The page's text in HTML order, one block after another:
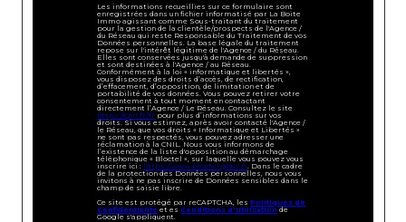
Les informations recueillies sur ce formulaire sont
enregistrées dans un fichier informatisé par La Boite
Immo agissant comme Sous-traitant du traitement
pour la gestion de la clientèle/prospects de l'Agence /
du Réseau qui reste Responsable du Traitement de vos
Données personnelles. La base légale du traitement
repose sur l'intérêt légitime de l'Agence / du Réseau.
Elles sont conservées jusqu'à demande de suppression
et sont destinées à l'Agence / au Réseau.
Conformément à la loi « informatique et libertés »,
vous disposez des droits d’accès, de rectification,
d’effacement, d’opposition, de limitation et de
portabilité de vos données. Vous pouvez retirer votre
consentement à tout moment en contactant
directement l’Agence / Le Réseau. Consultez le site
https://cnil.fr/fr pour plus d’informations sur vos
droits. Si vous estimez, après avoir contacté l'Agence /
le Réseau, que vos droits « Informatique et Libertés »
ne sont pas respectés, vous pouvez adresser une
réclamation à la CNIL. Nous vous informons de
l’existence de la liste d'opposition au démarchage
téléphonique « Bloctel », sur laquelle vous pouvez vous
inscrire ici : https://www.bloctel.gouv.fr . Dans le cadre
de la protection des Données personnelles, nous vous
invitons à ne pas inscrire de Données sensibles dans le
champ de saisie libre.
Ce site est protégé par reCAPTCHA, lesPolitiques de
Confidentialité et esConditions d'utilisationde
Google s'appliquent.